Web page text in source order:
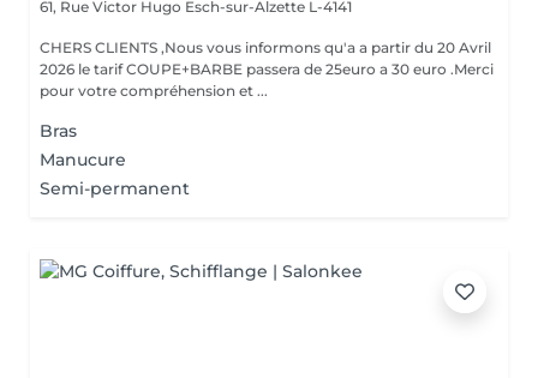
61, Rue Victor Hugo Esch-sur-Alzette L-4141
CHERS CLIENTS ,Nous vous informons qu'a a partir du 20 Avril
2026 le tarif COUPE+BARBE passera de 25euro a 30 euro .Merci
pour votre compréhension et ...
Bras
Manucure
Semi-permanent